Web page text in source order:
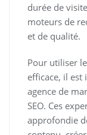
durée de
moteurs de
et de qualité.
Pour utiliser
efficace, il
agence de
SEO. Ces
approfondie